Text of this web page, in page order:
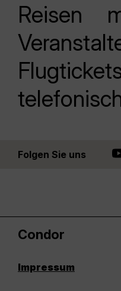
Reisen
Folgen Sie uns
Condor
Impressum